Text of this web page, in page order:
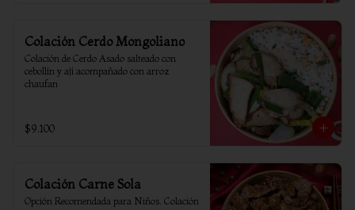
Colación Cerdo Mongoliano
Colación de Cerdo Asado salteado con
cebollín y ají acompañado con arroz
chaufan
$9.100
Colación Carne Sola
Opción Recomendada para Niños. Colación